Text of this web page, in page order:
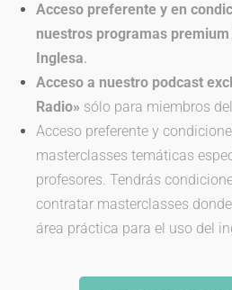
Acceso preferente y en
nuestros programas premium
Inglesa.
Acceso a nuestro podcast
Radio» sólo para miembros
Acceso preferente y
masterclasses temáticas
profesores. Tendrás
contratar masterclasses
área práctica para el uso del